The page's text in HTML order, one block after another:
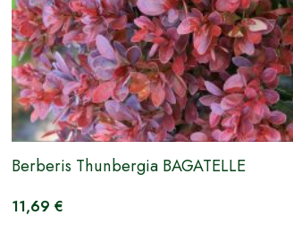
Berberis Thunbergia BAGATELLE
11,69 €